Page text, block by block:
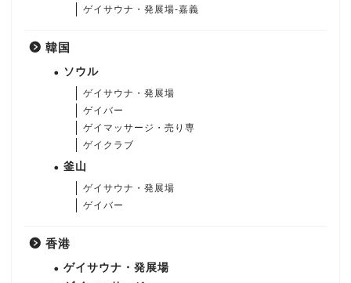
ゲイサウナ・発展場-嘉義
韓国
ソウル
ゲイサウナ・発展場
ゲイバー
ゲイマッサージ・売り専
ゲイクラブ
釜山
ゲイサウナ・発展場
ゲイバー
香港
ゲイサウナ・発展場